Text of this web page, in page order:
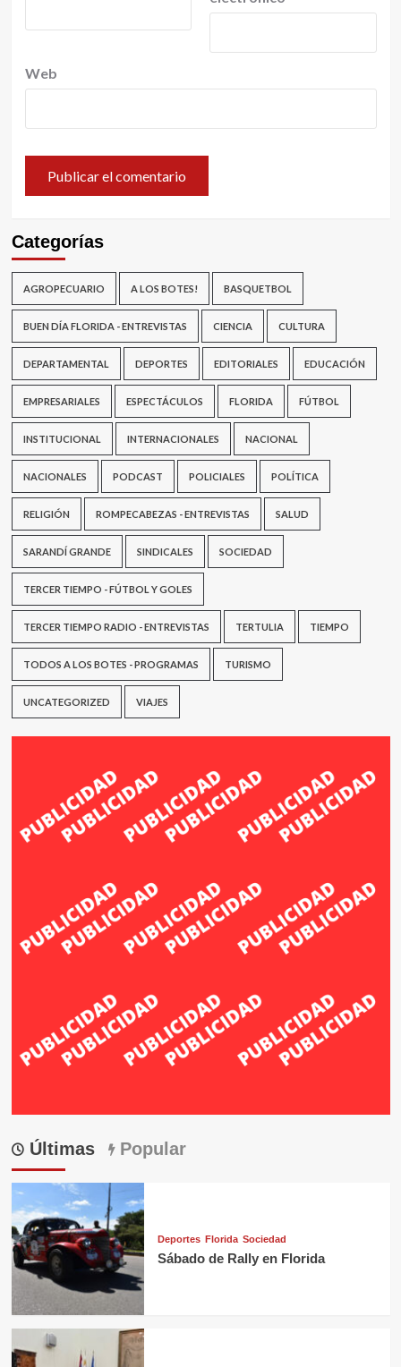
Web
Categorías
AGROPECUARIO A LOS BOTES! BASQUETBOL
BUEN DÍA FLORIDA - ENTREVISTAS CIENCIA CULTURA
DEPARTAMENTAL DEPORTES EDITORIALES EDUCACIÓN
EMPRESARIALES ESPECTÁCULOS FLORIDA FÚTBOL
INSTITUCIONAL INTERNACIONALES NACIONAL
NACIONALES PODCAST POLICIALES POLÍTICA
RELIGIÓN ROMPECABEZAS - ENTREVISTAS SALUD
SARANDÍ GRANDE SINDICALES SOCIEDAD
TERCER TIEMPO - FÚTBOL Y GOLES
TERCER TIEMPO RADIO - ENTREVISTAS TERTULIA TIEMPO
TODOS A LOS BOTES - PROGRAMAS TURISMO
UNCATEGORIZED VIAJES
Últimas Popular
Deportes Florida Sociedad
Sábado de Rally en Florida